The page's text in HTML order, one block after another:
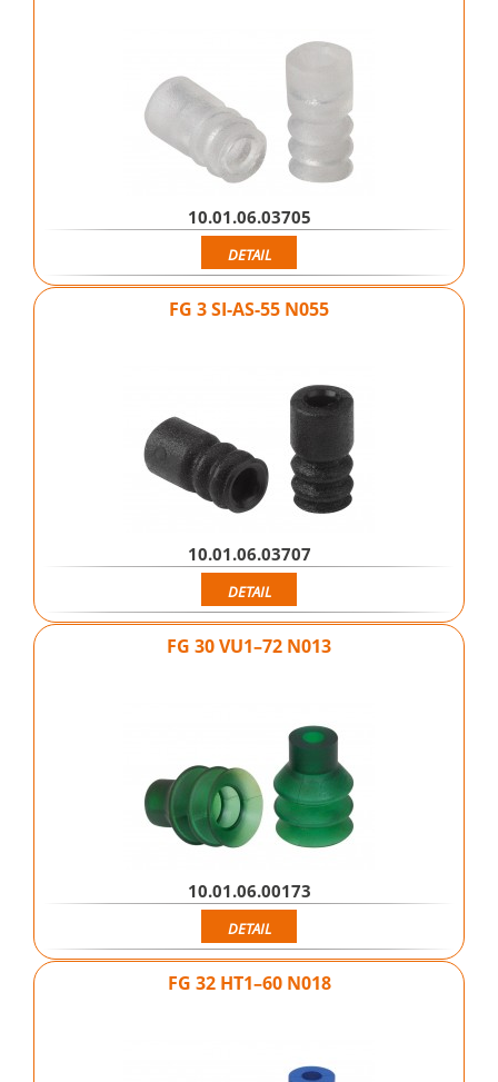
10.01.06.03705
DETAIL
FG 3 SI-AS-55 N055
10.01.06.03707
DETAIL
FG 30 VU1–72 N013
10.01.06.00173
DETAIL
FG 32 HT1–60 N018